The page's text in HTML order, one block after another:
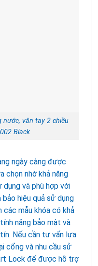
nước, vân tay 2 chiều
Black
ngày càng được
chọn nhờ khả năng
và phù hợp với
hiệu quả sử dụng
các mẫu khóa có khả
năng bảo mật và
Nếu cần tư vấn lựa
cổng và nhu cầu sử
Lock để được hỗ trợ